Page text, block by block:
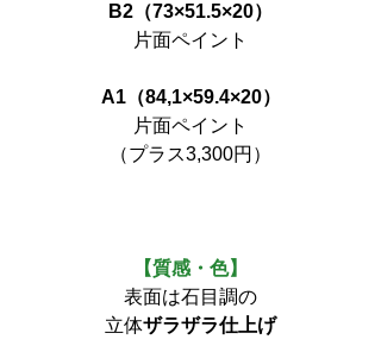
B2（73×51.5×20）
片面ペイント
A1（84,1×59.4×20）
片面ペイント
（プラス3,300円）
【質感・色】
表面は石目調の
立体ザラザラ仕上げ